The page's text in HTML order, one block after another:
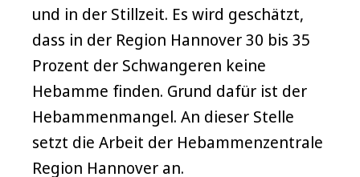
und in der Stillzeit. Es wird geschätzt,
dass in der Region Hannover 30 bis 35
Prozent der Schwangeren keine
Hebamme finden. Grund dafür ist der
Hebammenmangel. An dieser Stelle
setzt die Arbeit der Hebammenzentrale
Region Hannover an.